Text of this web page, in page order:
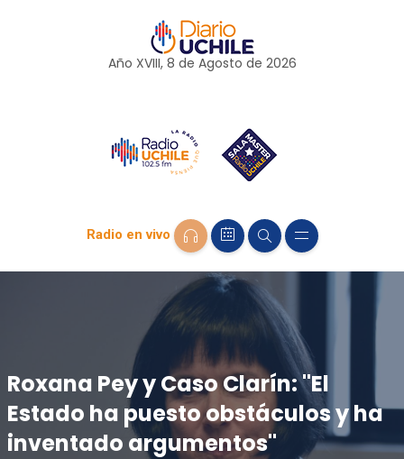
Año XVIII, 8 de Agosto de 2026
Radio en vivo
Roxana Pey y Caso Clarín: "El
Estado ha puesto obstáculos y ha
inventado argumentos"